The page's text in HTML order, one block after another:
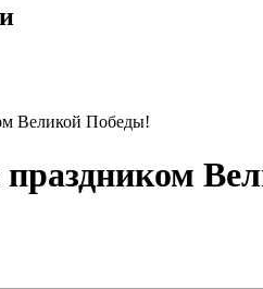
Великой Победы!
праздником